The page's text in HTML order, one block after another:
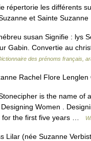
répertorie les différents
et Sainte
susan Signifie : lys
Gabin. Convertie au
des prénoms français,
Rachel Flore
is the name of
Women .
for the first five years …
(née Suzanne